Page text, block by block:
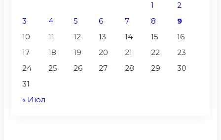
« Июл
1
2
3
4 5 6 7 8
9
10
11 12 13 14 15
16
17
18 19 20 21 22
23
24
25 26 27 28 29
30
31